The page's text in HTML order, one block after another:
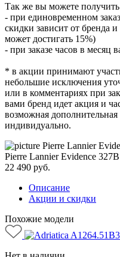
Так же вы можете
- при единовременном
скидки зависит от бренда
может достигать 15%)
- при заказе часов в месяц
* в акции принимают
небольшие исключения
или в комментариях при
вами бренд идет акция и
возможная дополнительная
индивидуально.
Pierre Lannier Evidence
22 490 руб.
Описание
Акции и скидки
Похожие модели